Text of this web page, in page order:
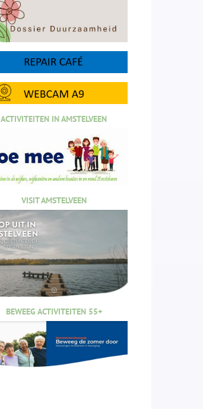
ACTIVITEITEN IN AMSTELVEEN
VISIT AMSTELVEEN
BEWEEG ACTIVITEITEN 55+